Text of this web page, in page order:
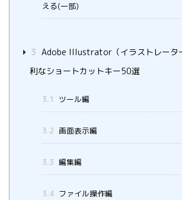
える(一部)
3 Adobe Illustrator（イラストレータ
利なショートカットキー50選
3.1 ツール編
3.2 画面表示編
3.3 編集編
3.4 ファイル操作編